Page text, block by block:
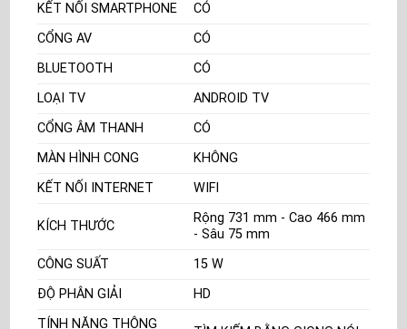
KẾT NỐI SMARTPHONE
CÓ
CỔNG AV
CÓ
BLUETOOTH
CÓ
LOẠI TV
ANDROID TV
CỔNG ÂM THANH
CÓ
MÀN HÌNH CONG
KHÔNG
KẾT NỐI INTERNET
WIFI
KÍCH THƯỚC
Rộng 731 mm - Cao 466 mm
- Sâu 75 mm
CÔNG SUẤT
15 W
ĐỘ PHÂN GIẢI
HD
TÍNH NĂNG THÔNG